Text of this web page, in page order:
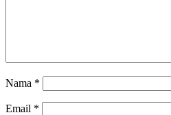
Nama *
Email *